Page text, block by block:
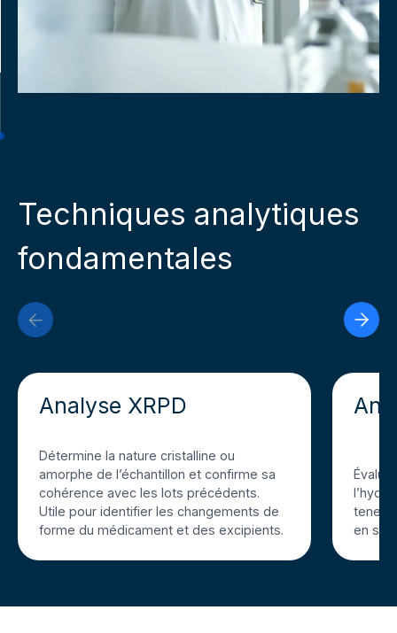
Techniques analytiques
fondamentales
Previous Slide Next
Analyse XRPD
Détermine la nature cristalline ou
amorphe de l’échantillon et confirme sa
cohérence avec les lots précédents.
Utile pour identifier les changements de
forme du médicament et des excipients.
teneur
en